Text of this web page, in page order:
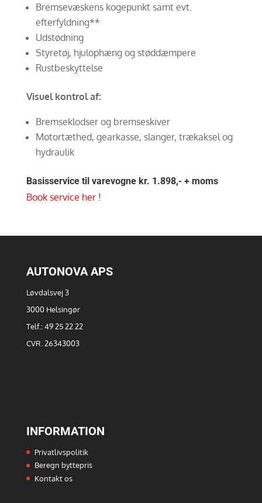
Bremsevæskens kogepunkt samt evt.
efterfyldning**
Udstødning
Styretøj, hjulophæng og støddæmpere
Rustbeskyttelse
Visuel kontrol af:
Bremseklodser og bremseskiver
Motortæthed, gearkasse, slanger, trækaksel og
hydraulik
Basisservice til varevogne kr. 1.898,- + moms
Book service her !
AUTONOVA APS
Løvdalsvej 3
3000 Helsingør
Telf.: 49 25 22 22
CVR. 26343003
INFORMATION
Privatlivspolitik
Beregn byttepris
Kontakt os